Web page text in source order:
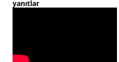
yanıtlar